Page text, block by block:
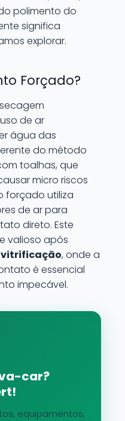
polimento do
significa
explorar.
Forçado?
de ar
água das
do método
toalhas, que
micro riscos
forçado utiliza
de ar para
direto. Este
valioso após
vitrificação, onde a
é essencial
impecável.
car?
equipamentos,